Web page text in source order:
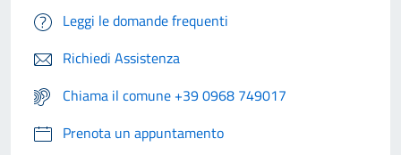
Leggi le domande frequenti
Richiedi Assistenza
Chiama il comune +39 0968 749017
Prenota un appuntamento